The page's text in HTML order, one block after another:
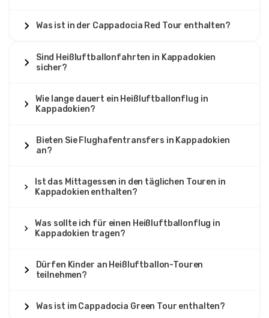
Was ist in der Cappadocia Red Tour enthalten?
Sind Heißluftballonfahrten in Kappadokien
sicher?
Wie lange dauert ein Heißluftballonflug in
Kappadokien?
Bieten Sie Flughafentransfers in Kappadokien
an?
Ist das Mittagessen in den täglichen Touren in
Kappadokien enthalten?
Was sollte ich für einen Heißluftballonflug in
Kappadokien tragen?
Dürfen Kinder an Heißluftballon-Touren
teilnehmen?
Was ist im Cappadocia Green Tour enthalten?